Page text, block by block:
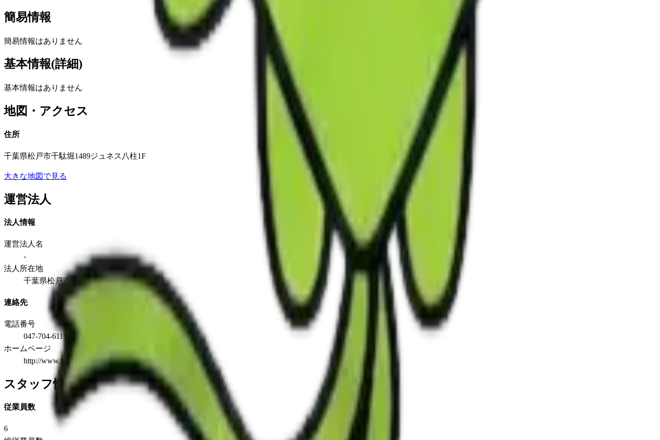
簡易情報
簡易情報はありません
基本情報(詳細)
基本情報はありません
地図・アクセス
住所
千葉県松戸市千駄堀1489ジュネス八柱1F
大きな地図で見る
運営法人
法人情報
運営法人名
-
法人所在地
千葉県松戸市千駄堀1489ジュネス八柱1F
連絡先
電話番号
047-704-6117
ホームページ
http://www.francebed.co.jp
スタッフ情報
従業員数
6